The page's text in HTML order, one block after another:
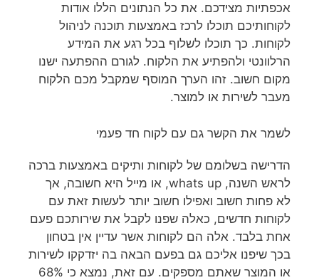
אכפתיות מצידכם. את כל הנתונים הללו אודות
לקוחותיכם תוכלו לרכז באמצעות תוכנה לניהול
לקוחות. כך תוכלו לשלוף בכל רגע את המידע
הרלוונטי ולהפתיע את הלקוח. לגורם ההפתעה ישנו
מקום חשוב. זהו הערך המוסף שמקבל מכם הלקוח
מעבר לשירות או למוצר.
לשמר את הקשר גם עם לקוח חד פעמי
הדרישה בשלומם של לקוחות ותיקים באמצעות ברכה
לראש השנה, whats up, או מייל היא חשובה, אך
לא פחות חשוב ואפילו חשוב יותר לעשות זאת עם
לקוחות חדשים, כאלה שפנו לקבל את שירותכם פעם
אחת בלבד. אלה הם לקוחות אשר עדיין אין בטחון
בכך שיפנו אליכם גם בפעם הבאה בה יזדקקו לשירות
או המוצר שאתם מספקים. עם זאת, נמצא כי 68%